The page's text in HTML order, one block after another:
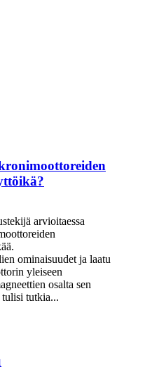
arvioitaessa
ominaisuudet ja laatu
yleiseen
osalta sen
tulisi tutkia...